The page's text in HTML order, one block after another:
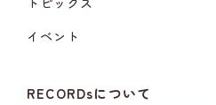
イベント
RECORDsについて